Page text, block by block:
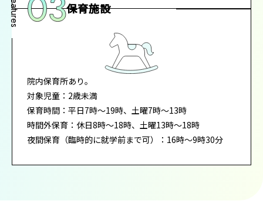
保育施設
院内保育所あり。
対象児童：2歳未満
保育時間：平日7時～19時、土曜7時～13時
時間外保育：休日8時～18時、土曜13時～18時
夜間保育（臨時的に就学前まで可）：16時～9時30分